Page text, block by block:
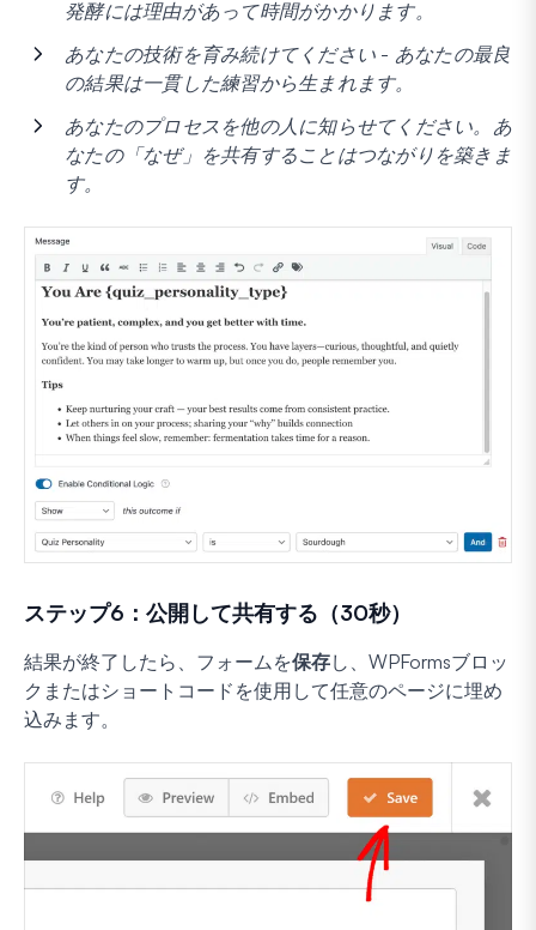
発酵には理由があって時間がかかります。
あなたの技術を育み続けてください - あなたの最良
の結果は一貫した練習から生まれます。
あなたのプロセスを他の人に知らせてください。あ
なたの「なぜ」を共有することはつながりを築きま
す。
ステップ6：公開して共有する（30秒）
結果が終了したら、フォームを保存し、WPFormsブロッ
クまたはショートコードを使用して任意のページに埋め
込みます。